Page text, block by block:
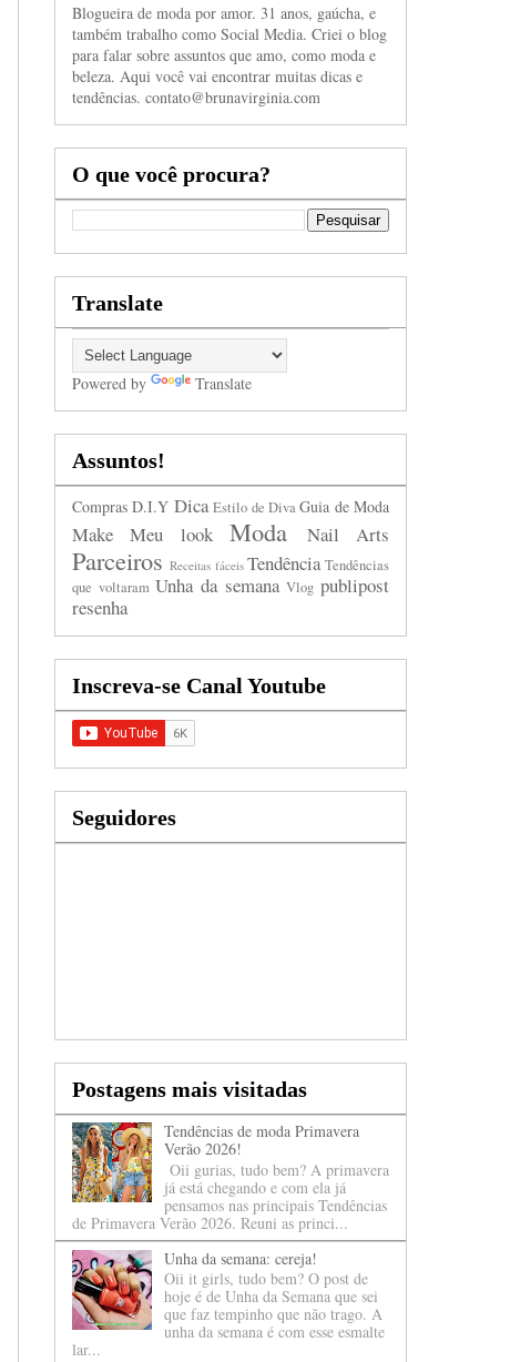
Blogueira de moda por amor. 31 anos, gaúcha, e
também trabalho como Social Media. Criei o blog
para falar sobre assuntos que amo, como moda e
beleza. Aqui você vai encontrar muitas dicas e
tendências. contato@brunavirginia.com
O que você procura?
Translate
Powered by Translate
Assuntos!
Compras D.I.Y Dica Estilo de DivaGuia de Moda
Make Meu look Moda Nail Arts
Parceiros Receitas fáceis Tendência Tendências
que voltaram Unha da semana Vlog publipost
resenha
Inscreva-se Canal Youtube
Seguidores
Postagens mais visitadas
Tendências de moda Primavera
Verão 2026!
Oii gurias, tudo bem? A primavera
já está chegando e com ela já
pensamos nas principais Tendências
de Primavera Verão 2026. Reuni as princi...
Unha da semana: cereja!
Oii it girls, tudo bem? O post de
hoje é de Unha da Semana que sei
que faz tempinho que não trago. A
unha da semana é com esse esmalte
lar...